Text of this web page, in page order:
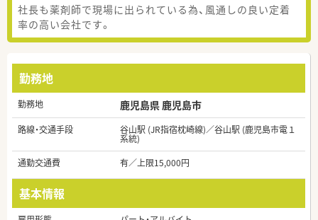
社長も薬剤師で現場に出られている為、風通しの良い定着
率の高い会社です。
勤務地
勤務地 鹿児島県 鹿児島市
路線・交通手段 谷山駅 (JR指宿枕崎線)／谷山駅 (鹿児島市電１
系統)
通勤交通費
有／上限15,000円
基本情報